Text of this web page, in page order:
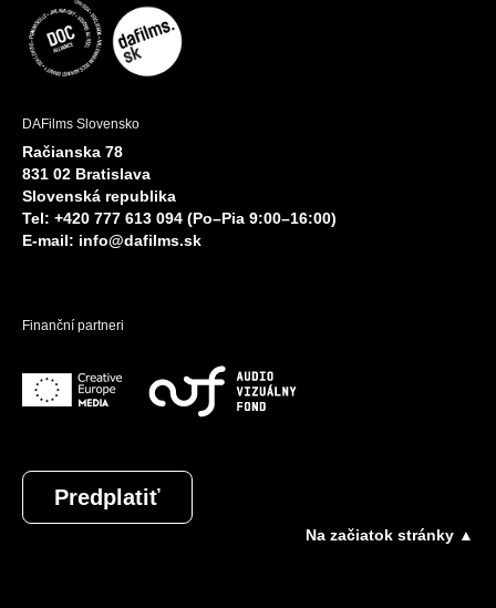
DAFilms Slovensko
Račianska 78
831 02 Bratislava
Slovenská republika
Tel: +420 777 613 094 (Po–Pia 9:00–16:00)
E-mail: info@dafilms.sk
Finanční partneri
Predplatiť
Na začiatok stránky ▲